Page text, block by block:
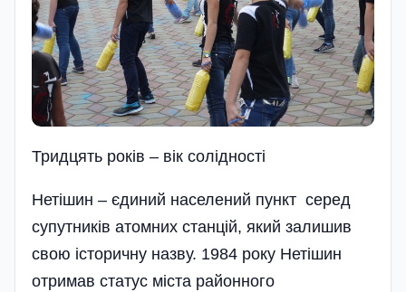
Тридцять рокiв – вiк солiдностi
Нетішин – єдиний населений пункт серед
супутників атомних станцій, який залишив
свою історичну назву. 1984 року Нетішин
отримав статус міста районного